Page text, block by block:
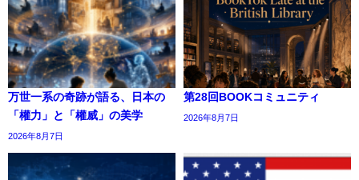
万世一系の奇跡が語る、日本の
「權力」と「權威」の美学
2026年8月7日
第28回BOOKコミュニティ
2026年8月7日